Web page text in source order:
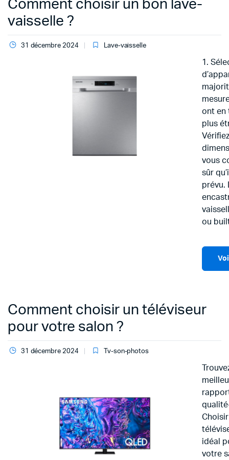
Comment choisir un bon lave-
vaisselle ?
31 décembre 2024 Lave-vaisselle
1.
ont en
plus
vous
sûr
prévu.
ou
Comment choisir un téléviseur
pour votre salon ?
31 décembre 2024 Tv-son-photos
idéal
votre